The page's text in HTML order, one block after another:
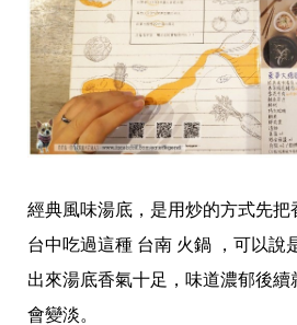
經典風味湯底，是用炒的方式先把
台中吃過這種 台南 火鍋 ，可以說
出來湯底香氣十足，味道濃郁後續
會變淡。